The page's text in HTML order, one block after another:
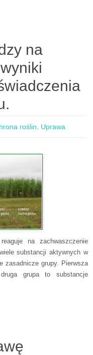
na
roślin, Uprawa
na zachwaszczenie
substancji aktywnych w
zasadnicze grupy. Pierwsza
grupa to substancje